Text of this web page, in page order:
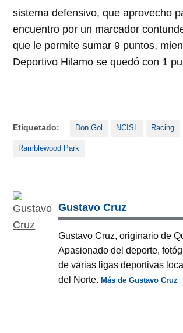
sistema defensivo, que aprovecho
encuentro por un marcador
que le permite sumar 9 puntos,
Deportivo Hilamo se quedó con 1
Etiquetado: Don Gol NCISL Racing
Ramblewood Park
Gustavo Cruz
Gustavo Cruz, originario de
Apasionado del deporte,
de varias ligas deportivas
del Norte.Más de Gustavo Cruz